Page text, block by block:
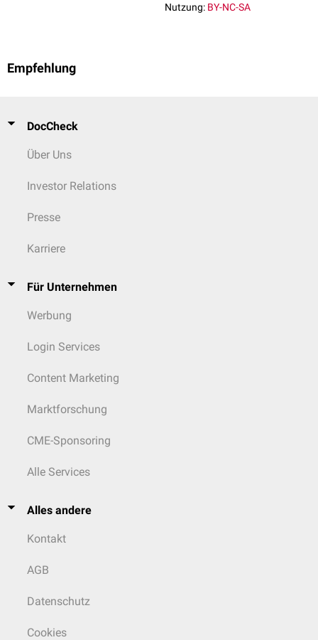
Nutzung: BY-NC-SA
Empfehlung
DocCheck
Über Uns
Investor Relations
Presse
Karriere
Für Unternehmen
Werbung
Login Services
Content Marketing
Marktforschung
CME-Sponsoring
Alle Services
Alles andere
Kontakt
AGB
Datenschutz
Cookies